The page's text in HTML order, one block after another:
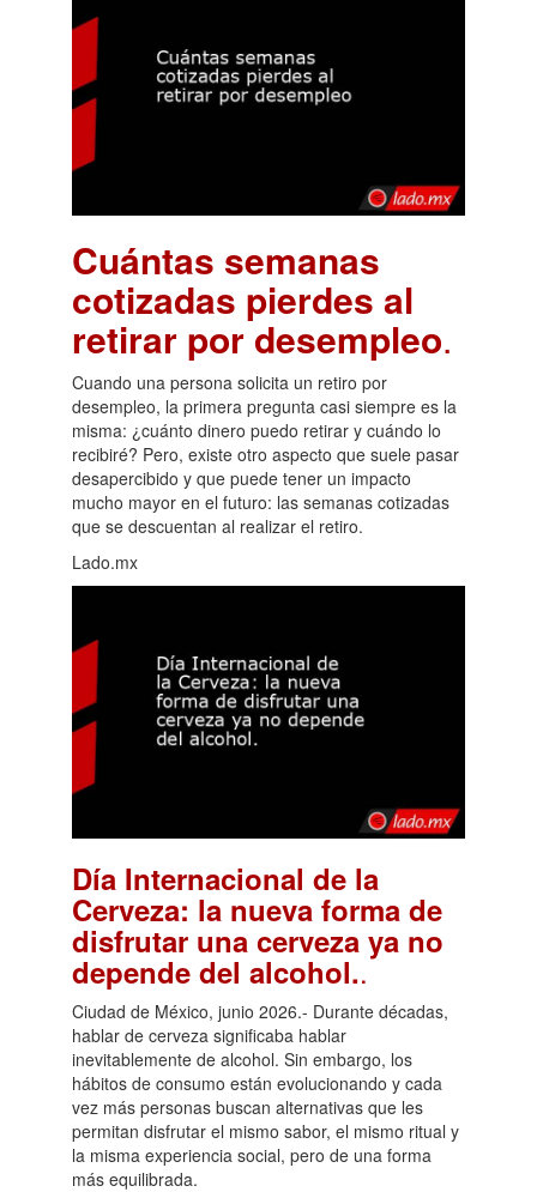
Cuántas semanas
cotizadas pierdes al
retirar por desempleo.
Cuando una persona solicita un retiro por
desempleo, la primera pregunta casi siempre es la
misma: ¿cuánto dinero puedo retirar y cuándo lo
recibiré? Pero, existe otro aspecto que suele pasar
desapercibido y que puede tener un impacto
mucho mayor en el futuro: las semanas cotizadas
que se descuentan al realizar el retiro.
Lado.mx
Día Internacional de la
Cerveza: la nueva forma de
disfrutar una cerveza ya no
depende del alcohol..
Ciudad de México, junio 2026.- Durante décadas,
hablar de cerveza significaba hablar
inevitablemente de alcohol. Sin embargo, los
hábitos de consumo están evolucionando y cada
vez más personas buscan alternativas que les
permitan disfrutar el mismo sabor, el mismo ritual y
la misma experiencia social, pero de una forma
más equilibrada.